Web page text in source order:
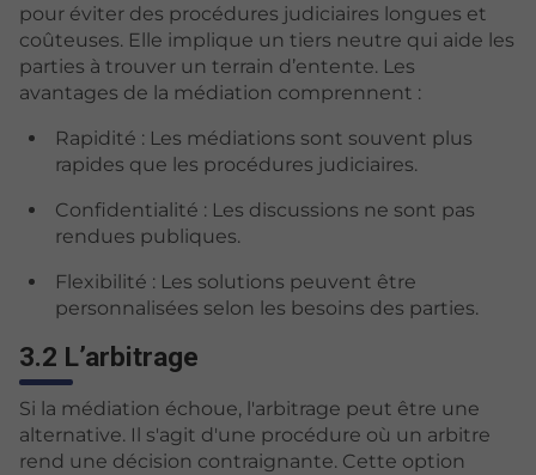
pour éviter des procédures judiciaires longues et
coûteuses. Elle implique un tiers neutre qui aide les
parties à trouver un terrain d’entente. Les
avantages de la médiation comprennent :
Rapidité : Les médiations sont souvent plus
rapides que les procédures judiciaires.
Confidentialité : Les discussions ne sont pas
rendues publiques.
Flexibilité : Les solutions peuvent être
personnalisées selon les besoins des parties.
3.2 L’arbitrage
Si la médiation échoue, l'arbitrage peut être une
alternative. Il s'agit d'une procédure où un arbitre
rend une décision contraignante. Cette option